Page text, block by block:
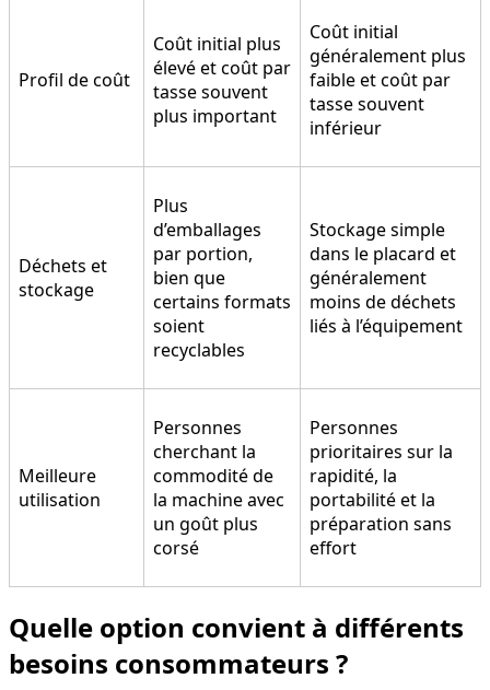
Profil de coût
Coût initial plus
élevé et coût par
tasse souvent
plus important
Coût initial
généralement plus
faible et coût par
tasse souvent
inférieur
Déchets et
stockage
Plus
d’emballages
par portion,
bien que
certains formats
soient
recyclables
Stockage simple
dans le placard et
généralement
moins de déchets
liés à l’équipement
Meilleure
utilisation
Personnes
cherchant la
commodité de
la machine avec
un goût plus
corsé
Personnes
prioritaires sur la
rapidité, la
portabilité et la
préparation sans
effort
Quelle option convient à différents
besoins consommateurs ?